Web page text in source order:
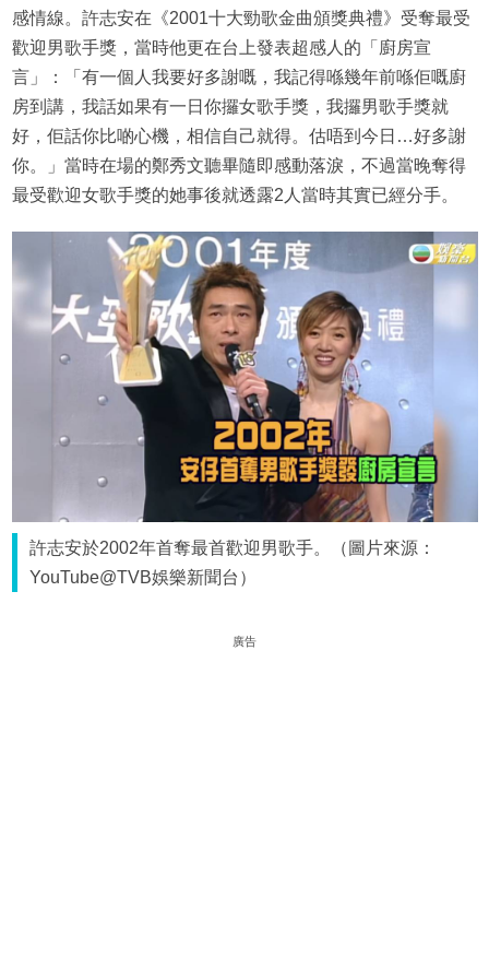
感情線。許志安在《2001十大勁歌金曲頒獎典禮》受奪最受
歡迎男歌手獎，當時他更在台上發表超感人的「廚房宣
言」：「有一個人我要好多謝嘅，我記得喺幾年前喺佢嘅廚
房到講，我話如果有一日你攞女歌手獎，我攞男歌手獎就
好，佢話你比啲心機，相信自己就得。估唔到今日…好多謝
你。」當時在場的鄭秀文聽畢隨即感動落淚，不過當晚奪得
最受歡迎女歌手獎的她事後就透露2人當時其實已經分手。
許志安於2002年首奪最首歡迎男歌手。（圖片來源：
YouTube@TVB娛樂新聞台）
廣告